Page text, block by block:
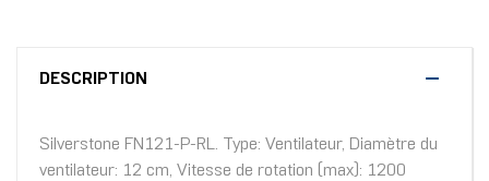
DESCRIPTION
Silverstone FN121-P-RL. Type: Ventilateur, Diamètre du
ventilateur: 12 cm, Vitesse de rotation (max): 1200